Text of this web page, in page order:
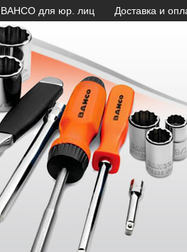
BAHCO для юр. лиц Доставка и